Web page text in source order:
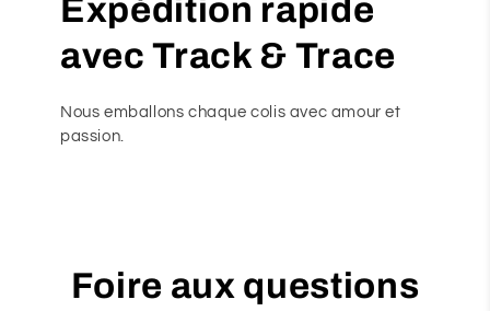
Expédition rapide
avec Track & Trace
Nous emballons chaque colis avec amour et
passion.
Foire aux questions